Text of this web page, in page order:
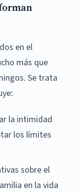
en el
más que
Se trata
la intimidad
los límites
sobre el
en la vida